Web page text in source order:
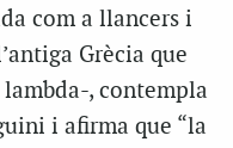
com a llancers i
Grècia que
, contempla
i afirma que “la